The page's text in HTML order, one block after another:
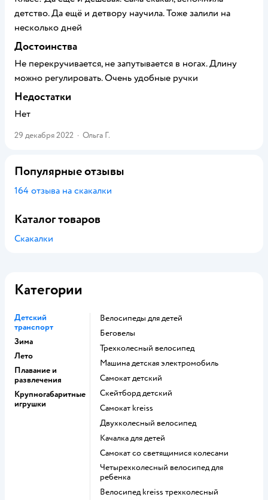
детство. Да ещё и детвору научила. Тоже залили на
несколько дней
Достоинства
Не перекручивается, не запутывается в ногах. Длину
можно регулировать. Очень удобные ручки
Недостатки
Нет
29 декабря 2022 · Ольга Г.
Популярные отзывы
164 отзыва на скакалки
Каталог товаров
Скакалки
Категории
Детский
транспорт
Зима
Лето
Плавание и
развлечения
Крупногабаритные
игрушки
Велосипеды для детей
Беговелы
Трехколесный велосипед
Машина детская электромобиль
Самокат детский
Скейтборд детский
Самокат kreiss
Двухколесный велосипед
Качалка для детей
Самокат со светящимися колесами
Четырехколесный велосипед для
ребенка
Велосипед kreiss трехколесный